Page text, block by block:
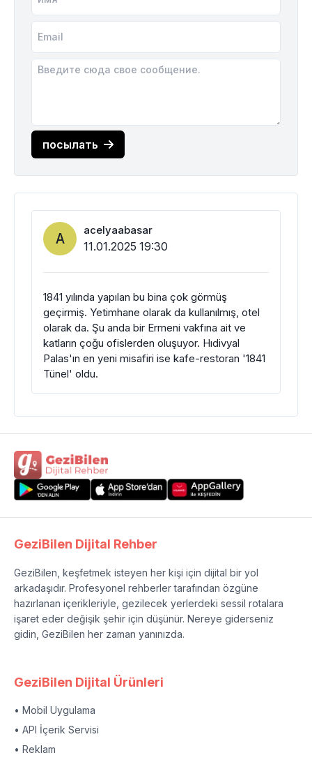
посылать
A acelyaabasar
11.01.2025 19:30
1841 yılında yapılan bu bina çok görmüş
geçirmiş. Yetimhane olarak da kullanılmış, otel
olarak da. Şu anda bir Ermeni vakfına ait ve
katların çoğu ofislerden oluşuyor. Hıdivyal
Palas'ın en yeni misafiri ise kafe-restoran '1841
Tünel' oldu.
GeziBilen Dijital Rehber
GeziBilen, keşfetmek isteyen her kişi için dijital bir yol
arkadaşıdır. Profesyonel rehberler tarafından özgüne
hazırlanan içerikleriyle, gezilecek yerlerdeki sessil rotalara
işaret eder değişik şehir için düşünür. Nereye giderseniz
gidin, GeziBilen her zaman yanınızda.
GeziBilen Dijital Ürünleri
• Mobil Uygulama
• API İçerik Servisi
• Reklam